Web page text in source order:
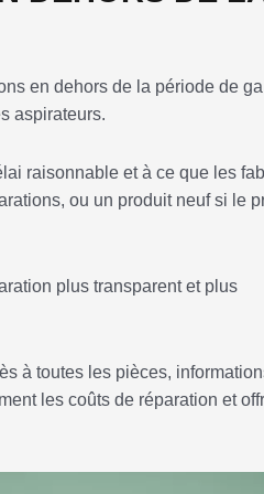
en dehors de la période de
aspirateurs.
raisonnable et à ce que les
ou un produit neuf si le
plus transparent et plus
à toutes les pièces,
les coûts de réparation et